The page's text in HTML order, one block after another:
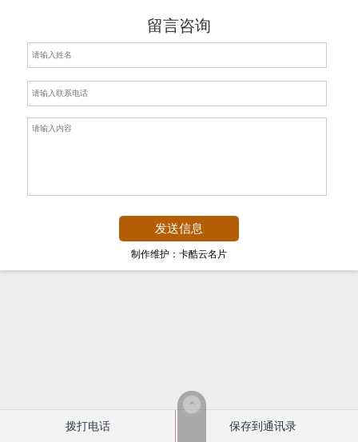
留言咨询
制作维护：卡酷云名片
拨打电话 保存到通讯录